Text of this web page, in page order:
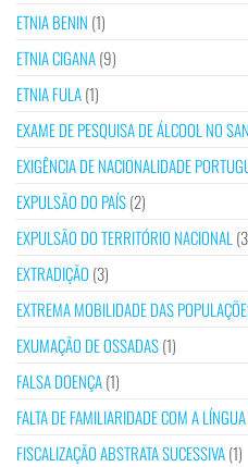
ETNIA BENIN (1)
ETNIA CIGANA(9)
ETNIA FULA(1)
EXAME DE PESQUISA DE ÁLCOOL NO
EXIGÊNCIA DE NACIONALIDADE
EXPULSÃO DO PAÍS(2)
EXPULSÃO DO TERRITÓRIO NACIONAL
EXTRADIÇÃO (3)
EXTREMA MOBILIDADE DAS
EXUMAÇÃO DE OSSADAS(1)
FALSA DOENÇA(1)
FALTA DE FAMILIARIDADE COM A
FISCALIZAÇÃO ABSTRATA SUCESSIVA(1)